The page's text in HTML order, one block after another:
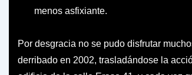
menos asfixiante.
Por desgracia no se pudo disfrutar
derribado en 2002, trasladándose la